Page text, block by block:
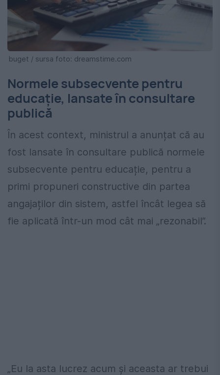
buget / sursa foto: dreamstime.com
Normele subsecvente pentru
educație, lansate în consultare
publică
În acest context, ministrul a anunțat că au
fost lansate în consultare publică normele
subsecvente pentru educație, pentru a
primi propuneri constructive din partea
angajaților din sistem, astfel încât legea să
fie aplicată într-un mod cât mai „rezonabil”.
„Eu la asta lucrez acum și aceasta ar trebui